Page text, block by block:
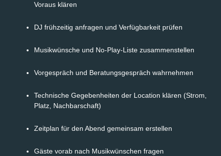
Voraus klären
DJ frühzeitig anfragen und Verfügbarkeit prüfen
Musikwünsche und No-Play-Liste zusammenstellen
Vorgespräch und Beratungsgespräch wahrnehmen
Technische Gegebenheiten der Location klären (Strom,
Platz, Nachbarschaft)
Zeitplan für den Abend gemeinsam erstellen
Gäste vorab nach Musikwünschen fragen